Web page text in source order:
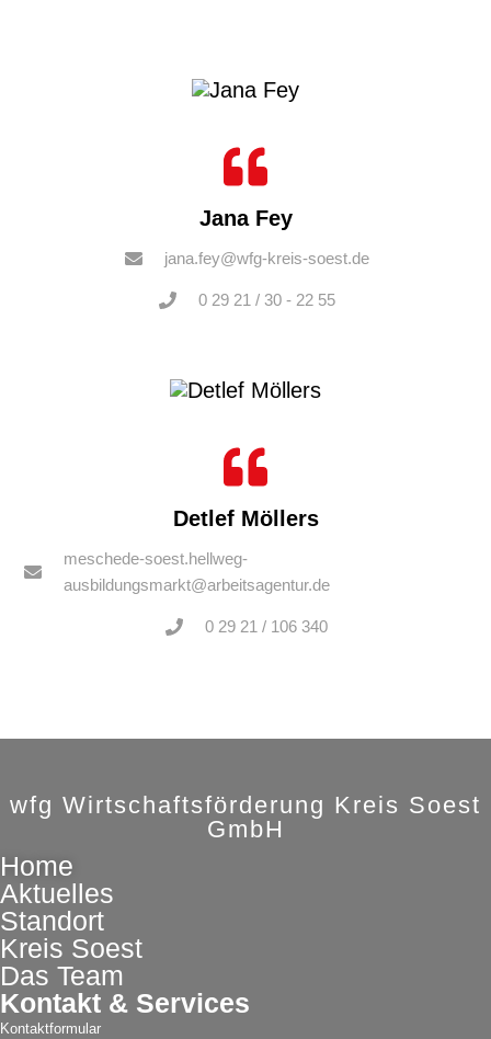
Jana Fey
jana.fey@wfg-kreis-soest.de
0 29 21 / 30 - 22 55
Detlef Möllers
meschede-soest.hellweg-
ausbildungsmarkt@arbeitsagentur.de
0 29 21 / 106 340
wfg Wirtschaftsförderung Kreis Soest
GmbH
Home
Aktuelles
Standort
Kreis Soest
Das Team
Kontakt & Services
Kontaktformular